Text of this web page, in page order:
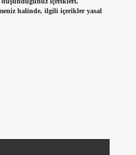
halinde, ilgili içerikler yasal